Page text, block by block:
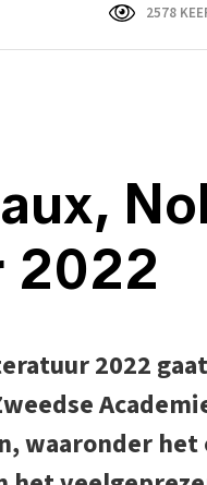
2578
2022
2022
waaronder